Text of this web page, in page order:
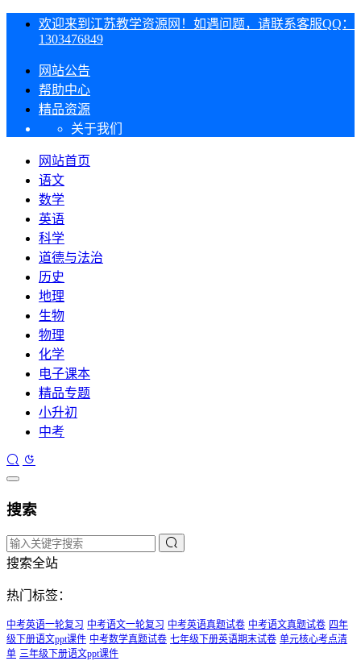
欢迎来到江苏教学资源网！如遇问题，请联系客服QQ：
1303476849
网站公告
帮助中心
精品资源
关于我们
网站首页
语文
数学
英语
科学
道德与法治
历史
地理
生物
物理
化学
电子课本
精品专题
小升初
中考
搜索
搜索全站
热门标签：
中考英语一轮复习 中考语文一轮复习 中考英语真题试卷 中考语文真题试卷 四年
级下册语文ppt课件 中考数学真题试卷 七年级下册英语期末试卷 单元核心考点清
单 三年级下册语文ppt课件